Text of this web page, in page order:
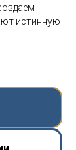
истинную